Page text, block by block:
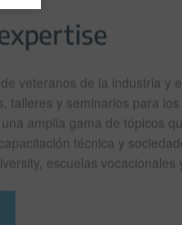
veteranos de la industria y
talleres y seminarios para
amplia gama de tópicos
técnica y
escuelas vocacionales